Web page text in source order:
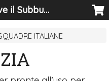
SUBBART, dove il Subbuteo diventa arte
ITALIANE